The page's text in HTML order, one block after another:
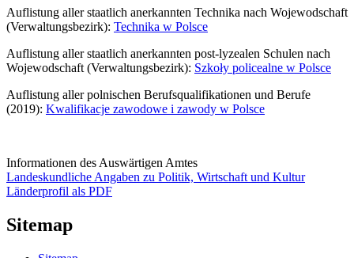
Auflistung aller staatlich anerkannten Technika nach Wojewodschaft
(Verwaltungsbezirk): Technika w Polsce
Auflistung aller staatlich anerkannten post-lyzealen Schulen nach
Wojewodschaft (Verwaltungsbezirk): Szkoły policealne w Polsce
Auflistung aller polnischen Berufsqualifikationen und Berufe
(2019): Kwalifikacje zawodowe i zawody w Polsce
Informationen des Auswärtigen Amtes
Landeskundliche Angaben zu Politik, Wirtschaft und Kultur
Länderprofil als PDF
Sitemap